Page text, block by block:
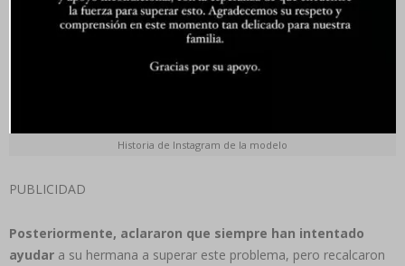
Historia de Instagram de la modelo
PUBLICIDAD
Posteriormente, aclararon que siempre han intentado
ayudar a su hermana a superar este problema, pero recalcaron